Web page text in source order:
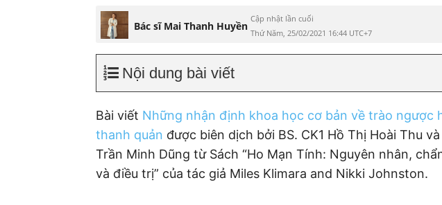
Bác sĩ Mai Thanh Huyền
Cập nhật lần cuối
Thứ Năm, 25/02/2021 16:44 UTC+7
Nội dung bài viết
Bài viết Những nhận định khoa học cơ bản về trào ngược
thanh quản được biên dịch bởi BS. CK1 Hồ Thị Hoài Thu và
Trần Minh Dũng từ Sách “Ho Mạn Tính: Nguyên nhân,
và điều trị” của tác giả Miles Klimara and Nikki Johnston.